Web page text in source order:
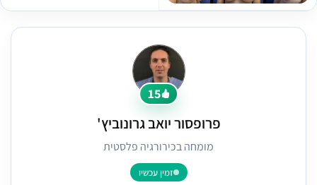
15
פרופסור יואב גרונוביץ'
מומחה בכירורגיה פלסטית
זמין עכשיו